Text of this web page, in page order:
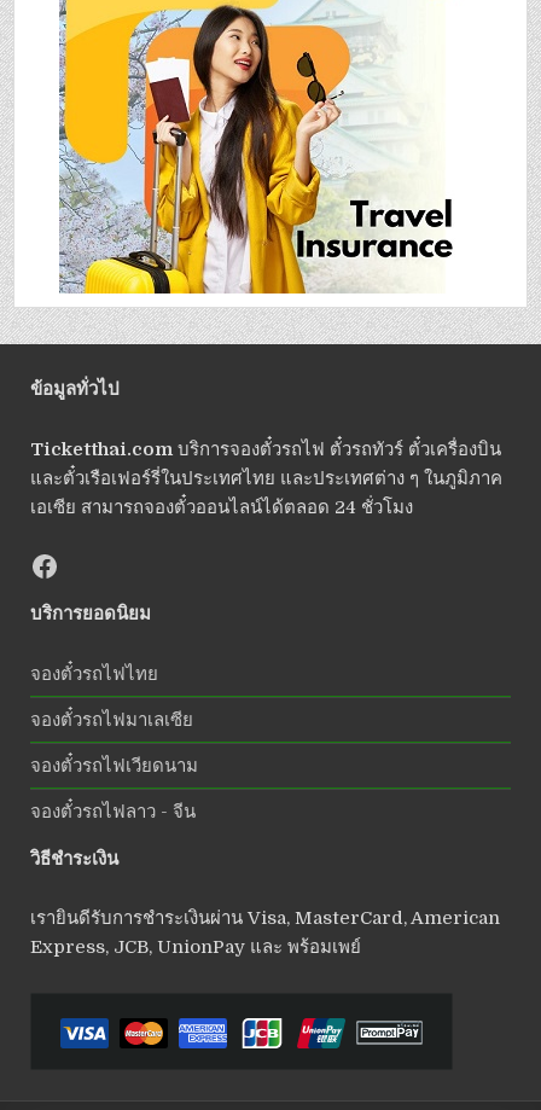
ข้อมูลทั่วไป
Ticketthai.comบริการจองตั๋วรถไฟ ตั๋วรถทัวร์ ตั๋วเครื่องบิน
และตั๋วเรือเฟอร์รี่ในประเทศไทย และประเทศต่าง ๆ ในภูมิภาค
เอเซีย สามารถจองตั๋วออนไลน์ได้ตลอด 24 ชั่วโมง
บริการยอดนิยม
จองตั๋วรถไฟไทย
จองตั๋วรถไฟมาเลเซีย
จองตั๋วรถไฟเวียดนาม
จองตั๋วรถไฟลาว - จีน
วิธีชำระเงิน
เรายินดีรับการชำระเงินผ่าน Visa, MasterCard, American
Express, JCB, UnionPay และ พร้อมเพย์